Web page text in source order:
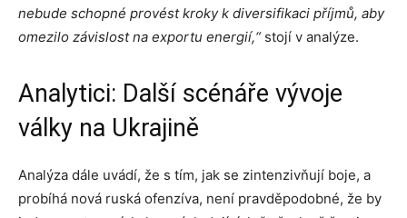
nebude schopné provést kroky k diversifikaci příjmů, aby
omezilo závislost na exportu energií,“stojí v analýze.
Analytici: Další scénáře vývoje
války na Ukrajině
Analýza dále uvádí, že s tím, jak se zintenzivňují boje, a
probíhá nová ruská ofenzíva, není pravděpodobné, že by